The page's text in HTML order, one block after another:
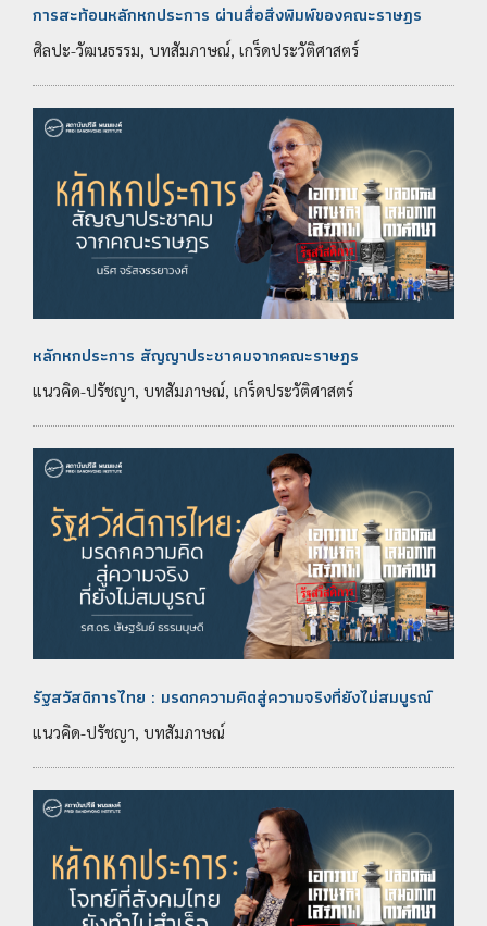
การสะท้อนหลักหกประการ ผ่านสื่อสิ่งพิมพ์ของคณะราษฎร
ศิลปะ-วัฒนธรรม, บทสัมภาษณ์, เกร็ดประวัติศาสตร์
หลักหกประการ สัญญาประชาคมจากคณะราษฎร
แนวคิด-ปรัชญา, บทสัมภาษณ์, เกร็ดประวัติศาสตร์
รัฐสวัสดิการไทย : มรดกความคิดสู่ความจริงที่ยังไม่สมบูรณ์
แนวคิด-ปรัชญา, บทสัมภาษณ์